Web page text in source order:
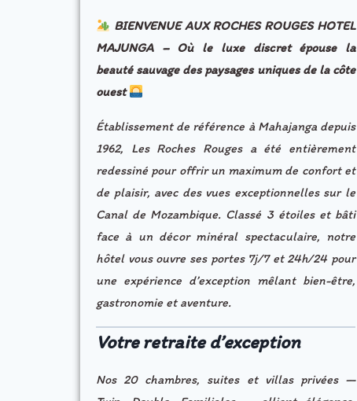
BIENVENUE AUX ROCHES ROUGES HOTEL
MAJUNGA – Où le luxe discret épouse la
beauté sauvage des paysages uniques de la côte
ouest
Établissement de référence à Mahajanga depuis
1962, Les Roches Rouges a été entièrement
redessiné pour offrir un maximum de confort et
de plaisir, avec des vues exceptionnelles sur le
Canal de Mozambique. Classé 3 étoiles et bâti
face à un décor minéral spectaculaire, notre
hôtel vous ouvre ses portes 7j/7 et 24h/24 pour
une expérience d’exception mêlant bien-être,
gastronomie et aventure.
Votre retraite d’exception
Nos 20 chambres, suites et villas privées —